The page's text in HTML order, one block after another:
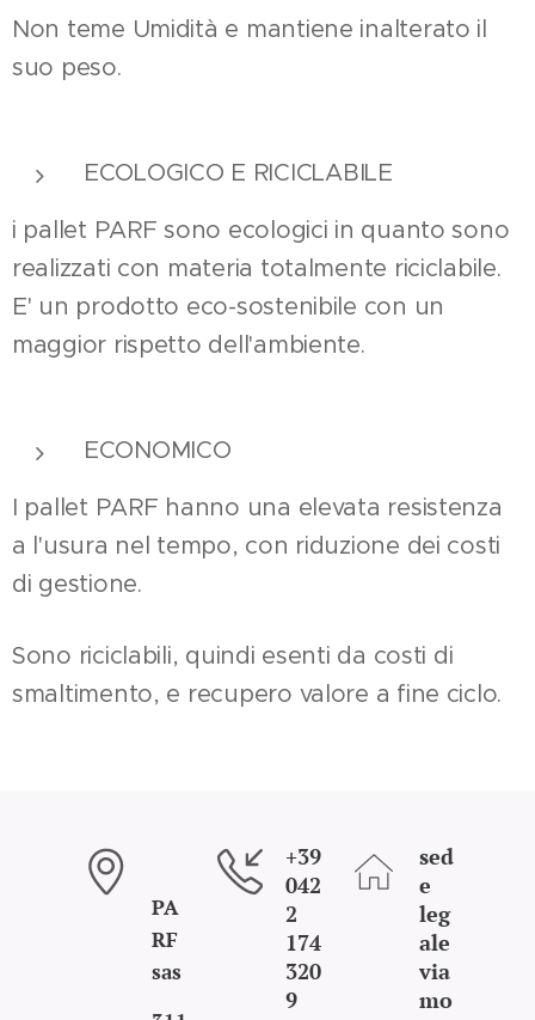
Non teme Umidità e mantiene inalterato il
suo peso.
ECOLOGICO E RICICLABILE
i pallet PARF sono ecologici in quanto sono
realizzati con materia totalmente riciclabile.
E' un prodotto eco-sostenibile con un
maggior rispetto dell'ambiente.
ECONOMICO
I pallet PARF hanno una elevata resistenza
a l'usura nel tempo, con riduzione dei costi
di gestione.
Sono riciclabili, quindi esenti da costi di
smaltimento, e recupero valore a fine ciclo.
PA
RF
sas
+39
042
2
174
320
9
sed
e
leg
ale
via
mo